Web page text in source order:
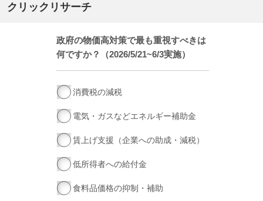
クリックリサーチ
政府の物価高対策で最も重視すべきは
何ですか？（2026/5/21~6/3実施）
消費税の減税
電気・ガスなどエネルギー補助金
賃上げ支援（企業への助成・減税）
低所得者への給付金
食料品価格の抑制・補助